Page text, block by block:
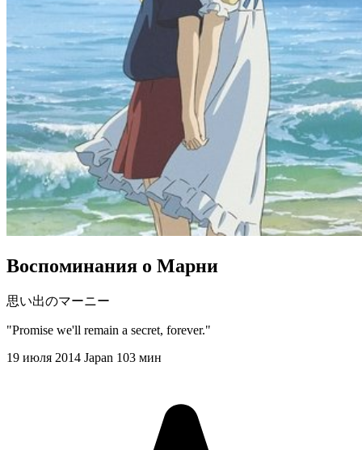
Воспоминания о Марни
思い出のマーニー
"Promise we'll remain a secret, forever."
19 июля 2014 Japan 103 мин